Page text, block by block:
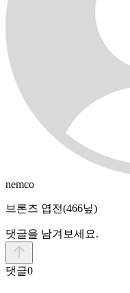
nemco
브론즈 엽전(466닢)
댓글을 남겨보세요.
댓글0